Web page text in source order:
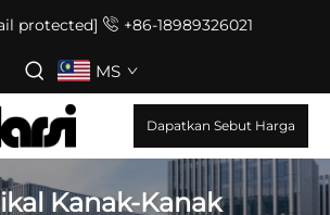
protected] +86-18989326021
MS
Dapatkan Sebut Harga
Kanak-Kanak